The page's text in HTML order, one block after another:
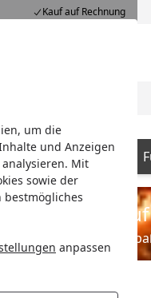
um die
und Anzeigen
Mit
sowie der
anpassen
Kauf auf Rechnung
Ersatzteile Blinker
bis zu 35%
Viel